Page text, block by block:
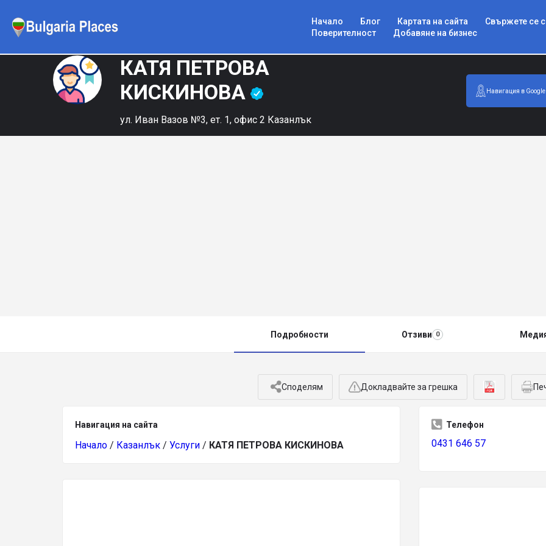
Начало Блог Картата на сайта
Свържете се
Поверителност
Добавяне на бизнес
КАТЯ ПЕТРОВА
КИСКИНОВА
ул. Иван Вазов №3, ет. 1, офис 2 Казанлък
Навигация в Google
Подробности Отзиви 0
Споделям Докладвайте за грешка
Навигация на сайта
Начало / Казанлък / Услуги / КАТЯ ПЕТРОВА КИСКИНОВА
Телефон
0431 646 57